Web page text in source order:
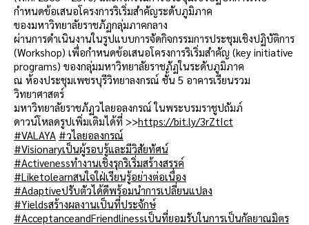
กําหนดข้อเสนอโครงการริเริ่มสําคัญระดับภูมิภาค
ของมหาวิทยาลัยราชภัฏกลุ่มภาคกลาง
ผ่านการดําเนินงานในรูปแบบการจัดกิจกรรมการประชุมเชิงปฏิบัติการ
(Workshop) เพื่อกําหนดข้อเสนอโครงการริเริ่มสําคัญ (key initiative
programs) ของกลุ่มมหาวิทยาลัยราชภัฏในระดับภูมิภาค
ณ ห้องประชุมเพชรบุรีวิทยาลงกรณ์ ชั้น 5 อาคารเรียนรวม
วิทยาศาสตร์
มหาวิทยาลัยราชภัฏวไลยอลงกรณ์ ในพระบรมราชูปถัมภ์
ดาวน์โหลดรูปเพิ่มเติมได้ที่ >>https://bit.ly/3rZtIct
#VALAYA #วไลยอลงกรณ์
#Visionaryเป็นผู้รอบรู้และมีวิสัยทัศน์
#Activenessทำงานเชิงรุกริเริ่มสร้างสรรค์
#Liketolearnสนใจใฝ่เรียนรู้อย่างต่อเนื่อง
#Adaptiveปรับตัวได้ดีพร้อมนำการเปลี่ยนแปลง
#Yieldsสร้างผลงานเป็นที่ประจักษ์
#AcceptanceandFriendlinessเป็นที่ยอมรับในการเป็นกัลยาณมิตร